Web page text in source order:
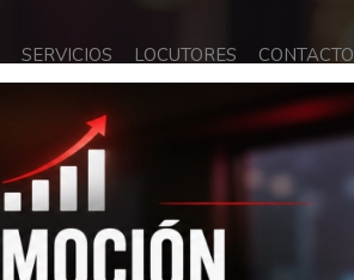
SERVICIOS LOCUTORES CONTACTO